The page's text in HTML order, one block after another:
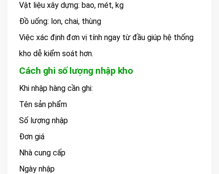
Vật liệu xây dựng: bao, mét, kg
Đồ uống: lon, chai, thùng
Việc xác định đơn vị tính ngay từ đầu giúp hệ thống
kho dễ kiểm soát hơn.
Cách ghi số lượng nhập kho
Khi nhập hàng cần ghi:
Tên sản phẩm
Số lượng nhập
Đơn giá
Nhà cung cấp
Ngày nhập